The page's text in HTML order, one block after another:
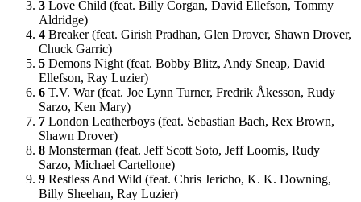
3 Love Child (feat. Billy Corgan, David Ellefson, Tommy
Aldridge)
4 Breaker (feat. Girish Pradhan, Glen Drover, Shawn Drover,
Chuck Garric)
5 Demons Night (feat. Bobby Blitz, Andy Sneap, David
Ellefson, Ray Luzier)
6 T.V. War (feat. Joe Lynn Turner, Fredrik Åkesson, Rudy
Sarzo, Ken Mary)
7 London Leatherboys (feat. Sebastian Bach, Rex Brown,
Shawn Drover)
8 Monsterman (feat. Jeff Scott Soto, Jeff Loomis, Rudy
Sarzo, Michael Cartellone)
9 Restless And Wild (feat. Chris Jericho, K. K. Downing,
Billy Sheehan, Ray Luzier)